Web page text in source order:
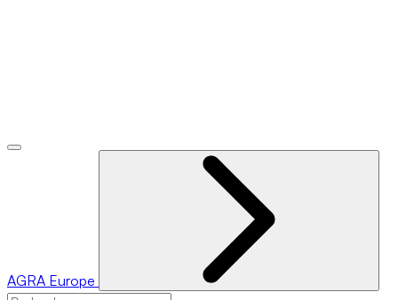
AGRA Europe